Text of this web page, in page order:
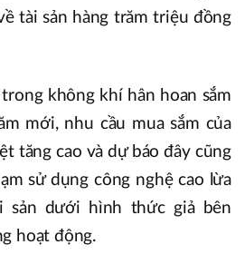
tài sản hàng trăm triệu đồng
không khí hân hoan sắm
mới, nhu cầu mua sắm của
tăng cao và dự báo đây cũng
sử dụng công nghệ cao lừa
sản dưới hình thức giả bên
hoạt động.